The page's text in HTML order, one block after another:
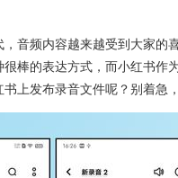
音频内容越来越受到大家
棒的表达方式，而小红书
上发布录音文件呢？别着急